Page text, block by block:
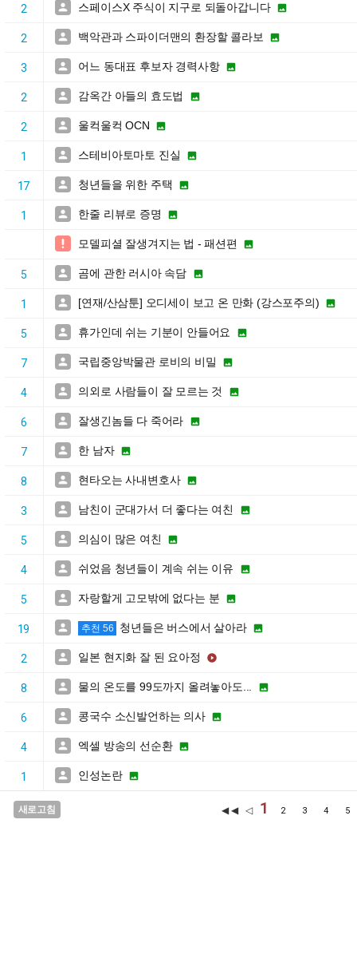
2  스페이스X 주식이 지구로 되돌아갑니다 
2  백악관과 스파이더맨의 환장할 콜라보 
3  어느 동대표 후보자 경력사항 
2  감옥간 아들의 효도법 
2  울컥울컥 OCN 
1  스테비아토마토 진실 
17  청년들을 위한 주택 
1  한줄 리뷰로 증명 
 모델피셜 잘생겨지는 법 - 패션편 
5  곰에 관한 러시아 속담 
1  [연재/산삼툰] 오디세이 보고 온 만화 (강스포주의) 
5  휴가인데 쉬는 기분이 안들어요 
7  국립중앙박물관 로비의 비밀 
4  의외로 사람들이 잘 모르는 것 
6  잘생긴놈들 다 죽어라 
7  한 남자 
8  현타오는 사내변호사 
3  남친이 군대가서 더 좋다는 여친 
5  의심이 많은 여친 
4  쉬었음 청년들이 계속 쉬는 이유 
5  자랑할게 고모밖에 없다는 분 
19  추천 56 청년들은 버스에서 살아라 
2  일본 현지화 잘 된 요아정 
8  물의 온도를 99도까지 올려놓아도... 
6  콩국수 소신발언하는 의사 
4  엑셀 방송의 선순환 
1  인성논란 
새로고침 ◀◀ ◁ 1 2 3 4